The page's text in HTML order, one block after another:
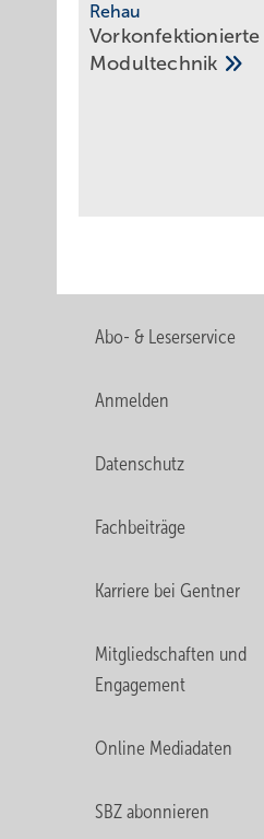
Rehau
Vorkonfektionierte
Modultechnik
Abo- & Leserservice
Anmelden
Datenschutz
Fachbeiträge
Karriere bei Gentner
Mitgliedschaften und
Engagement
Online Mediadaten
SBZ abonnieren